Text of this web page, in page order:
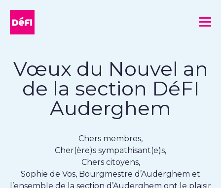
Vœux du Nouvel an
de la section DéFI
Auderghem
Chers membres,
Cher(ère)s sympathisant(e)s,
Chers citoyens,
Sophie de Vos, Bourgmestre d’Auderghem et
l’ensemble de la section d’Auderghem ont le plaisir